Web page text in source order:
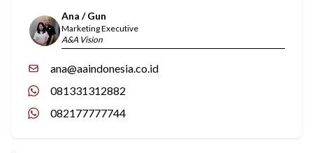
Ana / Gun
Marketing Executive
A&A Vision
ana@aaindonesia.co.id
081331312882
082177777744